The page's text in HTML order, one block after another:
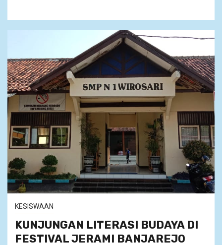
KESISWAAN
KUNJUNGAN LITERASI BUDAYA DI
FESTIVAL JERAMI BANJAREJO